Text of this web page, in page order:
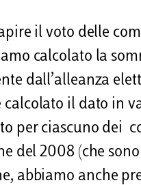
il voto delle
calcolato la
dall’alleanza
il dato in
per ciascuno dei
del 2008 (che
abbiamo anche